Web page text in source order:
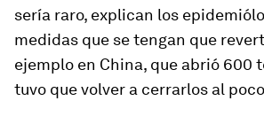
sería raro, explican los
medidas que se tengan que
ejemplo en China, que abrió 600
tuvo que volver a cerrarlos al